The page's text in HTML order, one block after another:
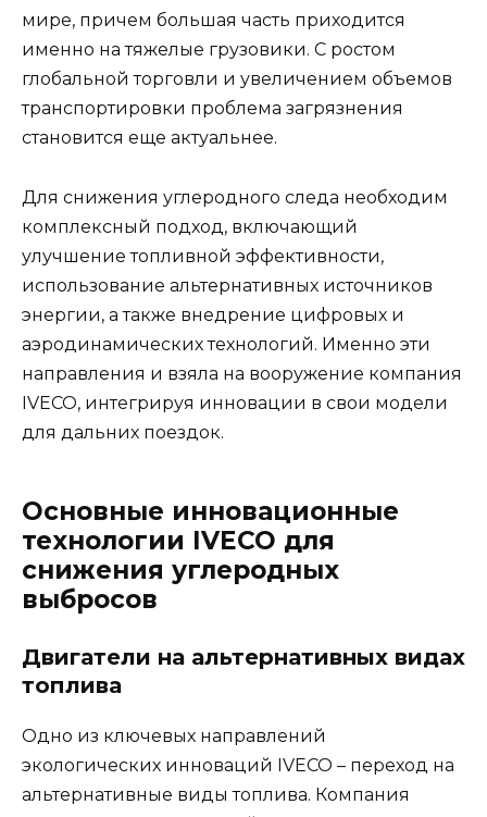
мире, причем большая часть приходится
именно на тяжелые грузовики. С ростом
глобальной торговли и увеличением объемов
транспортировки проблема загрязнения
становится еще актуальнее.
Для снижения углеродного следа необходим
комплексный подход, включающий
улучшение топливной эффективности,
использование альтернативных источников
энергии, а также внедрение цифровых и
аэродинамических технологий. Именно эти
направления и взяла на вооружение компания
IVECO, интегрируя инновации в свои модели
для дальних поездок.
Основные инновационные
технологии IVECO для
снижения углеродных
выбросов
Двигатели на альтернативных видах
топлива
Одно из ключевых направлений
экологических инноваций IVECO – переход на
альтернативные виды топлива. Компания